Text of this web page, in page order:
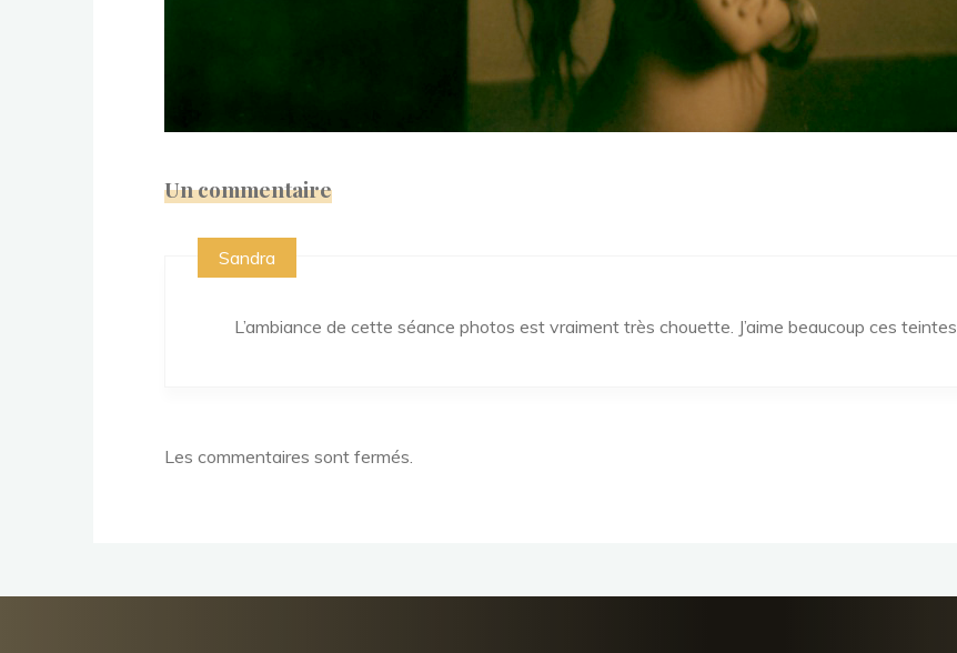
Un commentaire
Sandra
L’ambiance de cette séance photos est vraiment très chouette. J’aime beaucoup ces teintes.
Les commentaires sont fermés.